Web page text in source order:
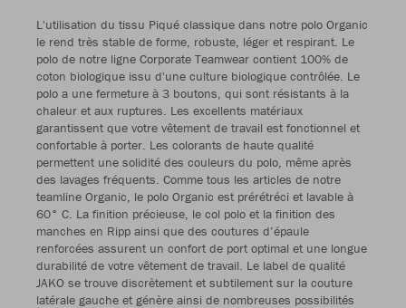
L'utilisation du tissu Piqué classique dans notre polo Organic
le rend très stable de forme, robuste, léger et respirant. Le
polo de notre ligne Corporate Teamwear contient 100% de
coton biologique issu d'une culture biologique contrôlée. Le
polo a une fermeture à 3 boutons, qui sont résistants à la
chaleur et aux ruptures. Les excellents matériaux
garantissent que votre vêtement de travail est fonctionnel et
confortable à porter. Les colorants de haute qualité
permettent une solidité des couleurs du polo, même après
des lavages fréquents. Comme tous les articles de notre
teamline Organic, le polo Organic est prérétréci et lavable à
60° C. La finition précieuse, le col polo et la finition des
manches en Ripp ainsi que des coutures d’épaule
renforcées assurent un confort de port optimal et une longue
durabilité de votre vêtement de travail. Le label de qualité
JAKO se trouve discrètement et subtilement sur la couture
latérale gauche et génère ainsi de nombreuses possibilités